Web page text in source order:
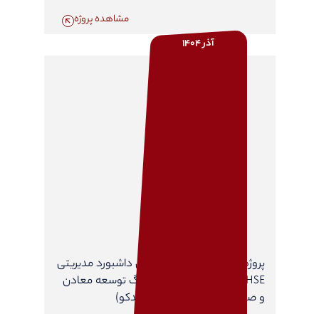
مشاهده پروژه
آذر 1404
پروژه مشاوره مهندسی طراحی داشبورد مدیریتی
HSE و ایمنی فرآیند در هلدینگ توسعه معادن
و صنایع معدنی خاورمیانه (میدکو)